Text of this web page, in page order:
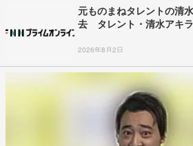
元ものまねタレントの清
去 タレント・清水アキ
2026年8月2日